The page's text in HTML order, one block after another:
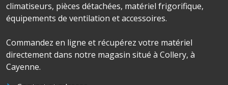
climatiseurs, pièces détachées, matériel frigorifique,
équipements de ventilation et accessoires.
Commandez en ligne et récupérez votre matériel
directement dans notre magasin situé à Collery, à
Cayenne.